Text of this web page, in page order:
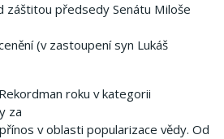
záštitou předsedy Senátu Miloše
(v zastoupení syn Lukáš
roku v kategorii
za
v oblasti popularizace vědy. Od